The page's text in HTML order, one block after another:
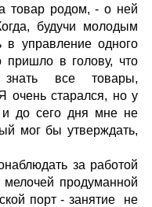
товар родом, - о ней
будучи молодым
в управление одного
пришло в голову, что
все товары,
очень старался, но у
до сего дня мне не
мог бы утверждать,
за работой
мелочей продуманной
порт - занятие не